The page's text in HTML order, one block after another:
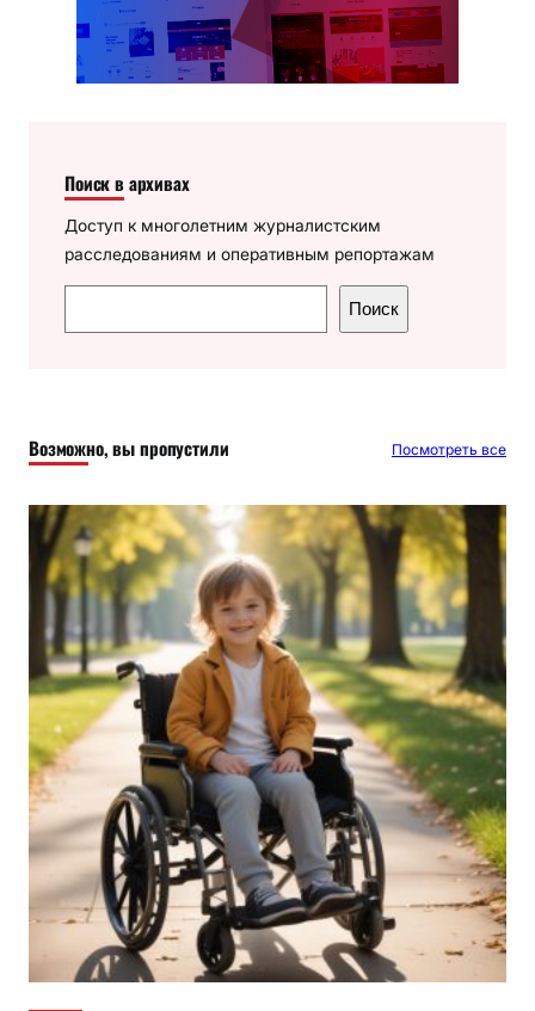
Поиск в архивах
Доступ к многолетним журналистским
расследованиям и оперативным репортажам
о
Поиск
Возможно, вы пропустили Посмотреть все